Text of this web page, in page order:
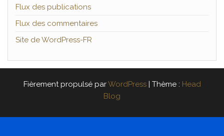
Flux des publications
Flux des commentaires
Site de WordPress-FR
Fièrement propulsé parWordPress | Thème : Head
Blog